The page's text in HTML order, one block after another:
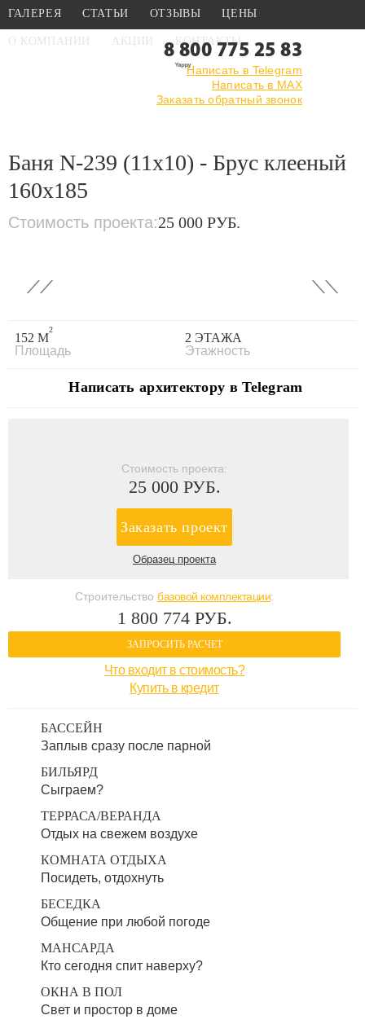
ГАЛЕРЕЯ СТАТЬИ ОТЗЫВЫ ЦЕНЫ
О КОМПАНИИ АКЦИИ КОНТАКТЫ
8 800 775 25 83
Написать в Telegram
Написать в MAX
Заказать обратный звонок
Проекты бань › Проекты бань из клееного
Баня N-239 (11x10) - Брус клееный
160x185
Стоимость проекта:25 000 РУБ.
‹ ›
152 М
2
Площадь
2 ЭТАЖА
Этажность
Написать архитектору в Telegram
Стоимость проекта:
25 000 РУБ.
Заказать проект
Образец проекта
Строительство базовой комплектации:
1 800 774 РУБ.
ЗАПРОСИТЬ РАСЧЕТ
Что входит в стоимость?
Купить в кредит
БАССЕЙН
Заплыв сразу после парной
БИЛЬЯРД
Сыграем?
ТЕРРАСА/ВЕРАНДА
Отдых на свежем воздухе
КОМНАТА ОТДЫХА
Посидеть, отдохнуть
БЕСЕДКА
Общение при любой погоде
МАНСАРДА
Кто сегодня спит наверху?
ОКНА В ПОЛ
Свет и простор в доме